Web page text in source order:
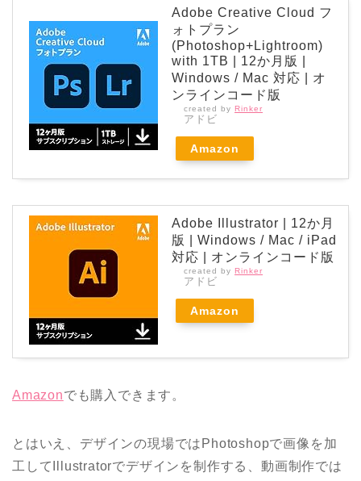
Adobe Creative Cloud フ
ォトプラン
(Photoshop+Lightroom)
with 1TB | 12か月版 |
Windows / Mac 対応 | オ
ンラインコード版
created by Rinker
アドビ
Amazon
Adobe Illustrator | 12か月
版 | Windows / Mac / iPad
対応 | オンラインコード版
created by Rinker
アドビ
Amazon
Amazonでも購入できます。
とはいえ、デザインの現場ではPhotoshopで画像を加
工してIllustratorでデザインを制作する、動画制作では